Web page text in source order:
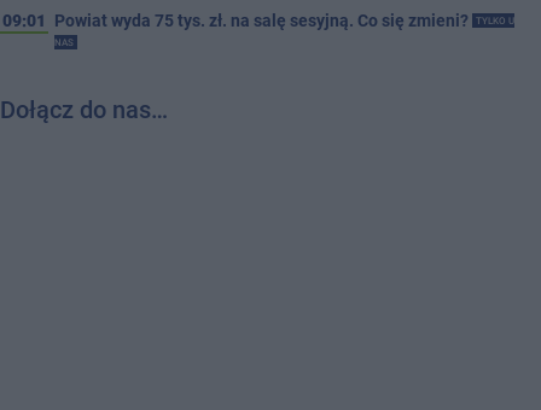
09:01
Powiat wyda 75 tys. zł. na salę sesyjną. Co się zmieni?
TYLKO U
NAS
Dołącz do nas…